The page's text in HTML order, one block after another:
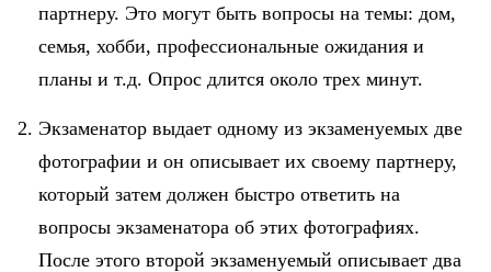
партнеру. Это могут быть вопросы на темы: дом,
семья, хобби, профессиональные ожидания и
планы и т.д. Опрос длится около трех минут.
Экзаменатор выдает одному из экзаменуемых две
фотографии и он описывает их своему партнеру,
который затем должен быстро ответить на
вопросы экзаменатора об этих фотографиях.
После этого второй экзаменуемый описывает два